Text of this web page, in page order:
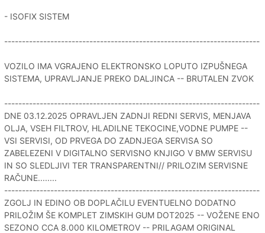
- ISOFIX SISTEM
------------------------------------------------------------------------
VOZILO IMA VGRAJENO ELEKTRONSKO LOPUTO IZPUŠNEGA
SISTEMA, UPRAVLJANJE PREKO DALJINCA -- BRUTALEN ZVOK
------------------------------------------------------------------------
DNE 03.12.2025 OPRAVLJEN ZADNJI REDNI SERVIS, MENJAVA
OLJA, VSEH FILTROV, HLADILNE TEKOCINE,VODNE PUMPE --
VSI SERVISI, OD PRVEGA DO ZADNJEGA SERVISA SO
ZABELEZENI V DIGITALNO SERVISNO KNJIGO V BMW SERVISU
IN SO SLEDLJIVI TER TRANSPARENTNI// PRILOZIM SERVISNE
RAČUNE........
------------------------------------------------------------------------
ZGOLJ IN EDINO OB DOPLAČILU EVENTUELNO DODATNO
PRILOŽIM ŠE KOMPLET ZIMSKIH GUM DOT2025 -- VOŽENE ENO
SEZONO CCA 8.000 KILOMETROV -- PRILAGAM ORIGINAL